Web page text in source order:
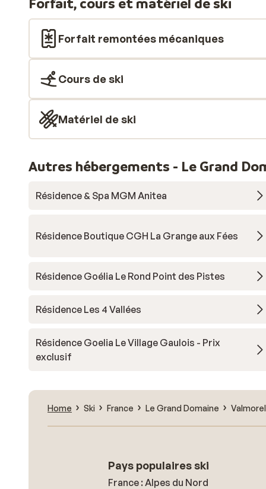
malheureusement ce sera la dernière fois.. Nous
pu contacter la centrale de réservation et aucun
gestes ou solution de trouver.. Et nous ne parlons
de l’amabilité de l’agence de location soleil
qui s’occupe de la location sur place…
Forfait remontées mécaniques
Cours de ski
Matériel de ski
Autres hébergements - Le Grand
Résidence & Spa MGM Anitea
Résidence Boutique CGH La Grange aux Fées
Résidence Goélia Le Rond Point des Pistes
Résidence Les 4 Vallées
Résidence Goelia Le Village Gaulois - Prix
exclusif
Home Ski France Le Grand Domaine Valmorel
Pays populaires ski
France : Alpes du Nord